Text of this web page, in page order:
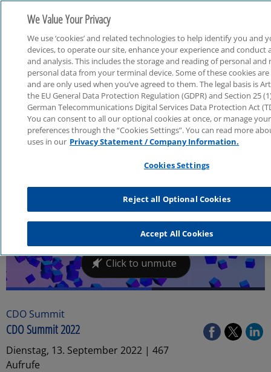
CDO Summit
CDO Summit
CDO Summit 2022
Dienstag, 13. September 2022 | 467
Aufrufe
We Value Your Privacy
We use ‘cookies’ and related technologies to help identify you and
devices, to operate our site, enhance your experience and conduct
and analysis. This includes the storage and reading of personal and
personal data from your terminal device. Some of these cookies
and are only used when you’ve agreed to them. The legal basis is
the EU General Data Protection Regulation (GDPR) and Section 25
German Telecommunications Digital Services Data Protection Act
You can consent to all our optional cookies at once, or manage
preferences through the “Cookies Settings”. You can read more
uses in our Privacy Statement / Company Information.
Cookies Settings
Reject all Optional Cookies
Accept All Cookies